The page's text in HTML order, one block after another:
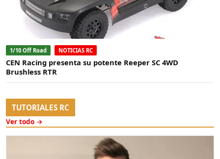
1/10 Off Road NOTICIAS RC
CEN Racing presenta su potente Reeper SC 4WD
Brushless RTR
TUTORIALES RC
Ver todo →